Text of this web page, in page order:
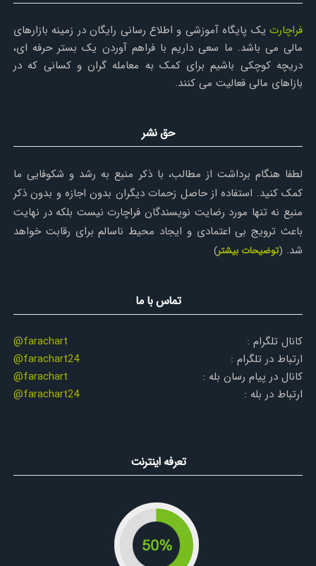
فراچارتیک پایگاه آموزشی و اطلاع رسانی رایگان در زمینه بازارهای
مالی می باشد. ما سعی داریم با فراهم آوردن یک بستر حرفه ای،
دریچه کوچکی باشیم برای کمک به معامله گران و کسانی که در
بازاهای مالی فعالیت می کنند.
حق نشر
لطفا هنگام برداشت از مطالب، با ذکر منبع به رشد و شکوفایی ما
کمک کنید. استفاده از حاصل زحمات دیگران بدون اجازه و بدون ذکر
منبع نه تنها مورد رضایت نویسندگان فراچارت نیست بلکه در نهایت
باعث ترویج بی اعتمادی و ایجاد محیط ناسالم برای رقابت خواهد
شد. (توضیحات بیشتر)
تماس با ما
کانال تلگرام :
@farachart
ارتباط در تلگرام :
@farachart24
کانال در پیام رسان بله :
@farachart
ارتباط در بله :
@farachart24
تعرفه اینترنت